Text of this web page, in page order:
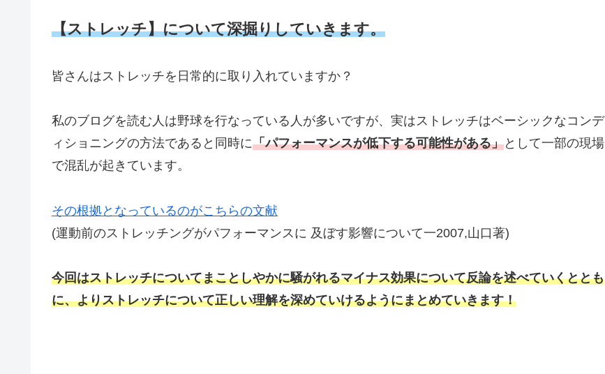
【ストレッチ】について深掘りしていきます。
皆さんはストレッチを日常的に取り入れていますか？
私のブログを読む人は野球を行なっている人が多いですが、実はストレッチはベーシックなコンデ
ィショニングの方法であると同時に「パフォーマンスが低下する可能性がある」として一部の現場
で混乱が起きています。
その根拠となっているのがこちらの文献
(運動前のストレッチングがパフォーマンスに 及ぼす影響について一2007,山口著)
今回はストレッチについてまことしやかに騒がれるマイナス効果について反論を述べていくととも
に、よりストレッチについて正しい理解を深めていけるようにまとめていきます！